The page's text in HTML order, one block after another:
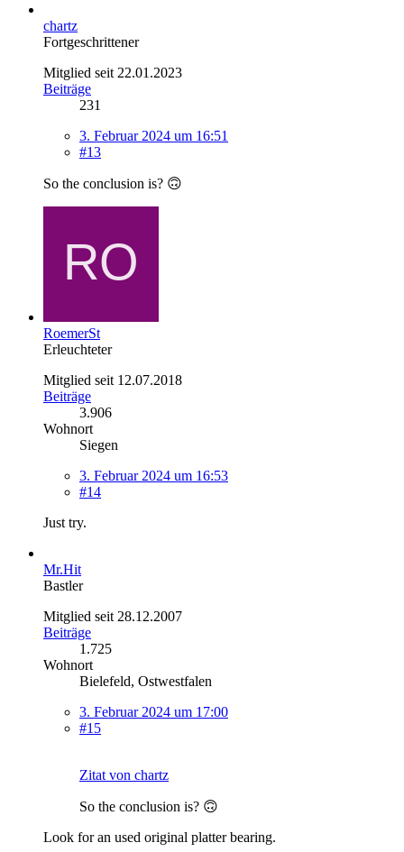
chartz
Fortgeschrittener
Mitglied seit 22.01.2023
Beiträge
231
3. Februar 2024 um 16:51
#13
So the conclusion is? 🙃
RoemerSt
Erleuchteter
Mitglied seit 12.07.2018
Beiträge
3.906
Wohnort
Siegen
3. Februar 2024 um 16:53
#14
Just try.
Mr.Hit
Bastler
Mitglied seit 28.12.2007
Beiträge
1.725
Wohnort
Bielefeld, Ostwestfalen
3. Februar 2024 um 17:00
#15
Zitat von chartz
So the conclusion is? 🙃
Look for an used original platter bearing.